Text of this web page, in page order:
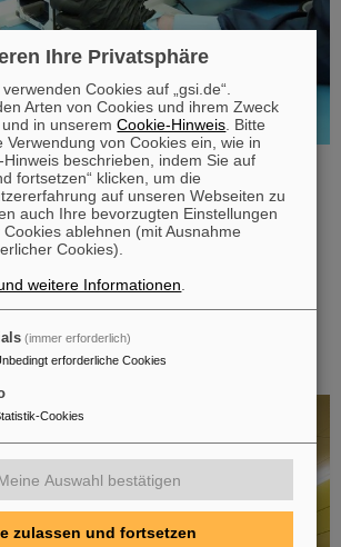
TU Darmstadt Space Technology e.V.
den Zusammenbau des TRACE-Satelliten
des Detektorlabors von
Satelliten befinden sich auch Detektoren von
Teilchen im Orbit gemessen werden sollen.
bei Forschung und Anwendung der
THM und GSI/FAIR schließen
Ihre Privatsphäre
Cookies auf „gsi.de“.
Arten von Cookies und ihrem Zweck
und in unseremCookie-Hinweis . Bitte
Verwendung von Cookies ein, wie in
beschrieben, indem Sie auf
fortsetzen“ klicken, um die
auf unseren Webseiten zu
auch Ihre bevorzugten Einstellungen
ablehnen (mit Ausnahme
Cookies).
weitere Informationen
(immer erforderlich)
erforderliche Cookies
Cookies
Auswahl bestätigen
zulassen und fortsetzen